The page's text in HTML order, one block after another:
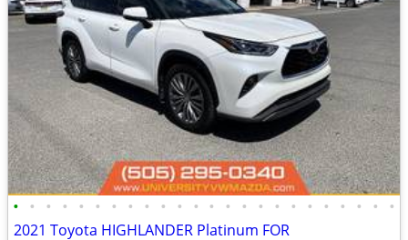
• • • • • • • • • • • • • • • • • • • • • • • •
2021 Toyota HIGHLANDER Platinum FOR